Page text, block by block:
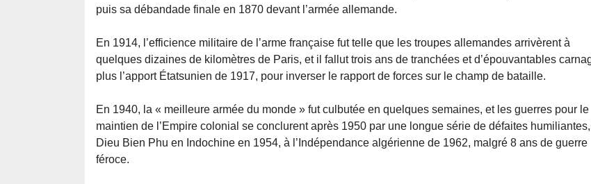
puis sa débandade finale en 1870 devant l’armée allemande.
En 1914, l’efficience militaire de l’arme française fut telle que les troupes allemandes arrivèrent à
quelques dizaines de kilomètres de Paris, et il fallut trois ans de tranchées et d’épouvantables
plus l’apport Étatsunien de 1917, pour inverser le rapport de forces sur le champ de bataille.
En 1940, la « meilleure armée du monde » fut culbutée en quelques semaines, et les guerres pour le
maintien de l’Empire colonial se conclurent après 1950 par une longue série de défaites
Dieu Bien Phu en Indochine en 1954, à l’Indépendance algérienne de 1962, malgré 8 ans de guerre
féroce.